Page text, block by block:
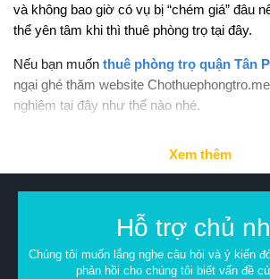
và không bao giờ có vụ bị “chém giá” đâu
thể yên tâm khi thì thuê phòng trọ tại đây.
Nếu bạn muốn thuê phòng trọ quận Tân
ngại ghé thăm website
nghiệm tại đây như thế nào nhé.
Xem thêm
Hỗ trợ chủ
Chúng tôi muốn lắng nghe câu hỏi và ý kiến
phản hồi cho chúng tôi biết vấn đề